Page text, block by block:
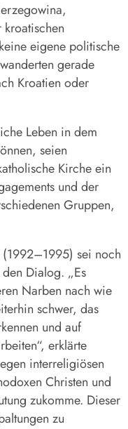
kroatischen
eigene politische
gerade
Kroatien oder
Leben in dem
seien
Kirche ein
und der
Gruppen,
sei noch
Dialog. „Es
Narben nach wie
schwer, das
und auf
erklärte
interreligiösen
Christen und
zukomme. Dieser
zu